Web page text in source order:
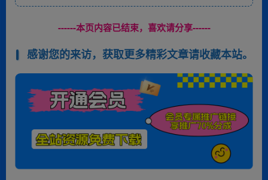
------本页内容已结束，喜欢请分享------
感谢您的来访，获取更多精彩文章请收藏本站。